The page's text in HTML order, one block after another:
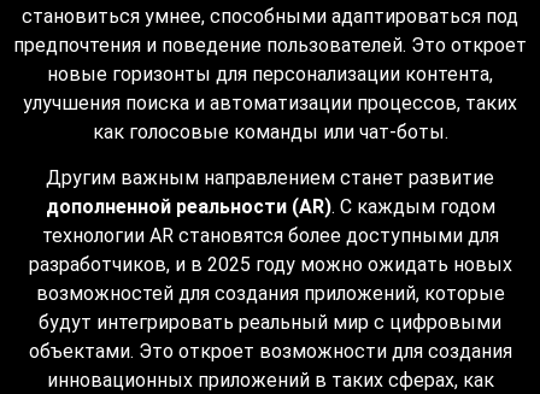
становиться умнее, способными адаптироваться под
предпочтения и поведение пользователей. Это откроет
новые горизонты для персонализации контента,
улучшения поиска и автоматизации процессов, таких
как голосовые команды или чат-боты.
Другим важным направлением станет развитие
дополненной реальности (AR). С каждым годом
технологии AR становятся более доступными для
разработчиков, и в 2025 году можно ожидать новых
возможностей для создания приложений, которые
будут интегрировать реальный мир с цифровыми
объектами. Это откроет возможности для создания
инновационных приложений в таких сферах, как